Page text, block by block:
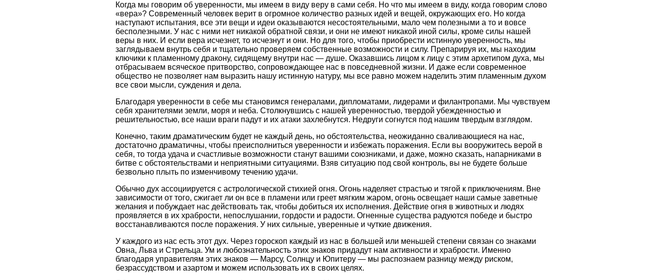
Когда мы говорим об уверенности, мы имеем в виду веру в сами себя. Но что мы имеем в виду, когда говорим слово
«вера»? Современный человек верит в огромное количество разных идей и вещей, окружающих его. Но когда
наступают испытания, все эти вещи и идеи оказываются несостоятельными, мало чем полезными а то и вовсе
бесполезными. У нас с ними нет никакой обратной связи, и они не имеют никакой иной силы, кроме силы нашей
веры в них. И если вера исчезнет, то исчезнут и они. Но для того, чтобы приобрести истинную уверенность, мы
заглядываем внутрь себя и тщательно проверяем собственные возможности и силу. Препарируя их, мы находим
ключики к пламенному дракону, сидящему внутри нас — душе. Оказавшись лицом к лицу с этим архетипом духа, мы
отбрасываем всяческое притворство, сопровождающее нас в повседневной жизни. И даже если современное
общество не позволяет нам выразить нашу истинную натуру, мы все равно можем наделить этим пламенным духом
все свои мысли, суждения и дела.
Благодаря уверенности в себе мы становимся генералами, дипломатами, лидерами и филантропами. Мы чувствуем
себя хранителями земли, моря и неба. Столкнувшись с нашей уверенностью, твердой убежденностью и
решительностью, все наши враги падут и их атаки захлебнутся. Недруги согнутся под нашим твердым взглядом.
Конечно, таким драматическим будет не каждый день, но обстоятельства, неожиданно сваливающиеся на нас,
достаточно драматичны, чтобы преисполниться уверенности и избежать поражения. Если вы вооружитесь верой в
себя, то тогда удача и счастливые возможности станут вашими союзниками, и даже, можно сказать, напарниками в
битве с обстоятельствами и неприятными ситуациями. Взяв ситуацию под свой контроль, вы не будете больше
безвольно плыть по изменчивому течению удачи.
Обычно дух ассоциируется с астрологической стихией огня. Огонь наделяет страстью и тягой к приключениям. Вне
зависимости от того, сжигает ли он все в пламени или греет мягким жаром, огонь освещает наши самые заветные
желания и побуждает нас действовать так, чтобы добиться их исполнения. Действие огня в животных и людях
проявляется в их храбрости, непослушании, гордости и радости. Огненные существа радуются победе и быстро
восстанавливаются после поражения. У них сильные, уверенные и чуткие движения.
У каждого из нас есть этот дух. Через гороскоп каждый из нас в большей или меньшей степени связан со знаками
Овна, Льва и Стрельца. Ум и любознательность этих знаков придадут нам активности и храбрости. Именно
благодаря управителям этих знаков — Марсу, Солнцу и Юпитеру — мы распознаем разницу между риском,
безрассудством и азартом и можем использовать их в своих целях.